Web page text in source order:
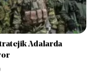
Adalarda